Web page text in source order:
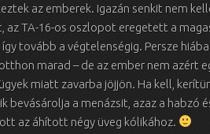
az emberek. Igazán senkit nem
az TA-16-os oszlopot eregetett a
tovább a végtelenségig. Persze
marad – de az ember nem azért
miatt zavarba jöjjön. Ha kell,
bevásárolja a menázsit, azaz a habzó
az áhított négy üveg kólikához.